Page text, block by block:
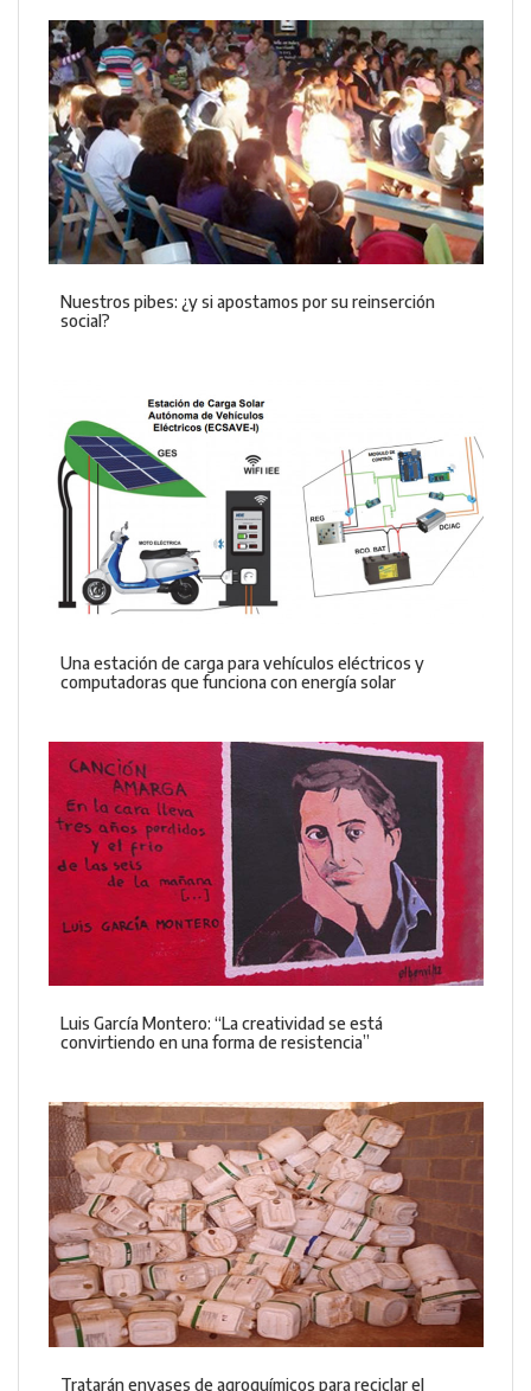
Nuestros pibes: ¿y si apostamos por su reinserción
social?
Una estación de carga para vehículos eléctricos y
computadoras que funciona con energía solar
Luis García Montero: “La creatividad se está
convirtiendo en una forma de resistencia”
Tratarán envases de agroquímicos para reciclar el